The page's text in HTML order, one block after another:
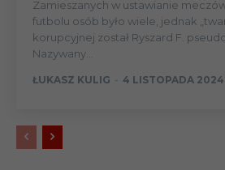
Zamieszanych w ustawianie
futbolu osób było wiele, jednak
korupcyjnej został Ryszard F.
Nazywany...
ŁUKASZ KULIG - 4 LISTOPADA 2024